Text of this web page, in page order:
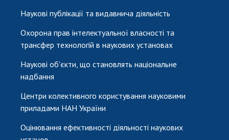
Наукові публікації та видавнича діяльність
Охорона прав інтелектуальної власності та
трансфер технологій в наукових установах
Наукові об'єкти, що становлять національне
надбання
Центри колективного користування науковими
приладами НАН України
Оцінювання ефективності діяльності наукових